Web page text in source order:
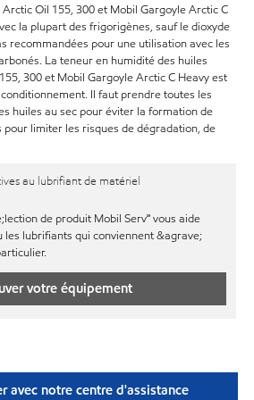
Oil 155, 300 et Mobil Gargoyle Arctic C
la plupart des frigorigènes, sauf le dioxyde
recommandées pour une utilisation avec les
La teneur en humidité des huiles
300 et Mobil Gargoyle Arctic C Heavy est
Il faut prendre toutes les
huiles au sec pour éviter la formation de
pour limiter les risques de dégradation, de
au lubrifiant de matériel
de produit Mobil Serv℠ vous aide
lubrifiants qui conviennent &agrave;
votre équipement
avec notre centre d'assistance